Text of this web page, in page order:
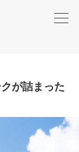
が詰まった